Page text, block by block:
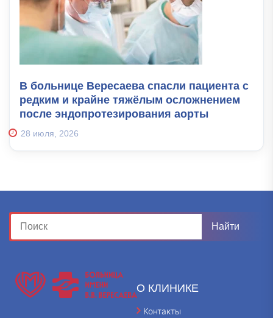
В больнице Вересаева спасли пациента с
редким и крайне тяжёлым осложнением
после эндопротезирования аорты
28 июля, 2026
О КЛИНИКЕ
Контакты